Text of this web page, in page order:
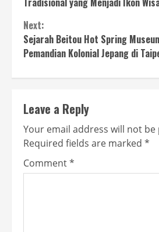
Next:
Sejarah Beitou Hot Spring
Pemandian Kolonial Jepang di
Leave a Reply
Your email address will not be
Required fields are marked *
Comment*